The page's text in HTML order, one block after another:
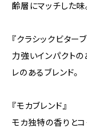
齢層にマッチした味
『クラシックビターブ
力強いインパクト
レのあるブレンド。
『モカブレンド』
モカ独特の香りとコ